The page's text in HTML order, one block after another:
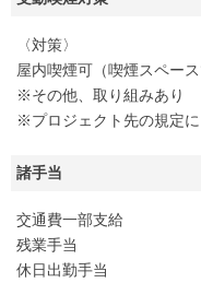
〈対策〉
屋内喫煙可（喫煙スペース
※その他、取り組みあり
※プロジェクト先の規定に
諸手当
交通費一部支給
残業手当
休日出勤手当